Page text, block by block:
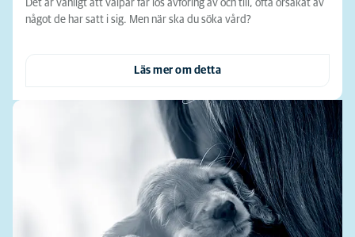
Det är vanligt att valpar får lös avföring av och till, ofta orsakat av
något de har satt i sig. Men när ska du söka vård?
Läs mer om detta